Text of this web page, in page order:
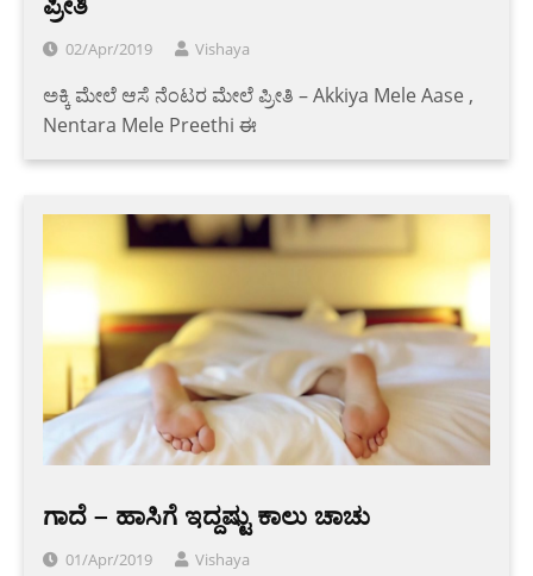
02/Apr/2019 Vishaya
ಅಕ್ಕಿ ಮೇಲೆ ಆಸೆ ನೆಂಟರ ಮೇಲೆ ಪ್ರೀತಿ – Akkiya Mele Aase ,
Nentara Mele Preethi ಈ
ಗಾದೆ – ಹಾಸಿಗೆ ಇದ್ದಷ್ಟು ಕಾಲು ಚಾಚು
01/Apr/2019 Vishaya